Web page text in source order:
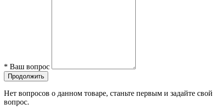
* Ваш вопрос
Продолжить
Нет вопросов о данном товаре, станьте первым и задайте свой
вопрос.